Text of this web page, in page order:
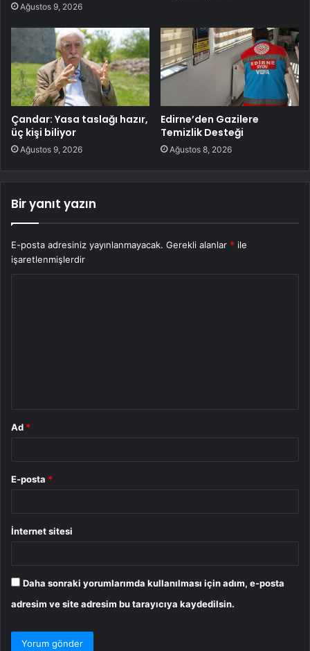
Ağustos 9, 2026
Çandar: Yasa taslağı hazır,
üç kişi biliyor
Ağustos 9, 2026
Edirne’den Gazilere
Temizlik Desteği
Ağustos 8, 2026
Bir yanıt yazın
E-posta adresiniz yayınlanmayacak. Gerekli alanlar * ile
işaretlenmişlerdir
Ad *
E-posta *
İnternet sitesi
Daha sonraki yorumlarımda kullanılması için adım, e-posta
adresim ve site adresim bu tarayıcıya kaydedilsin.